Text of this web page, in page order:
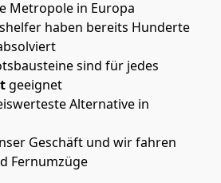
Metropole in Europa
haben bereits Hunderte
sind für jedes
geeignet
Alternative in
Geschäft und wir fahren
Fernumzüge